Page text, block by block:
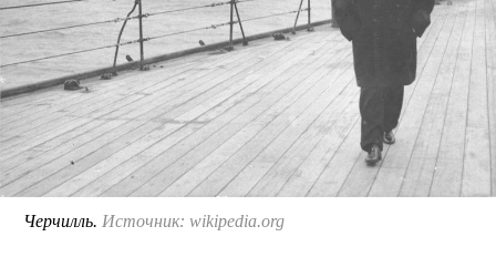
Черчилль. Источник: wikipedia.org